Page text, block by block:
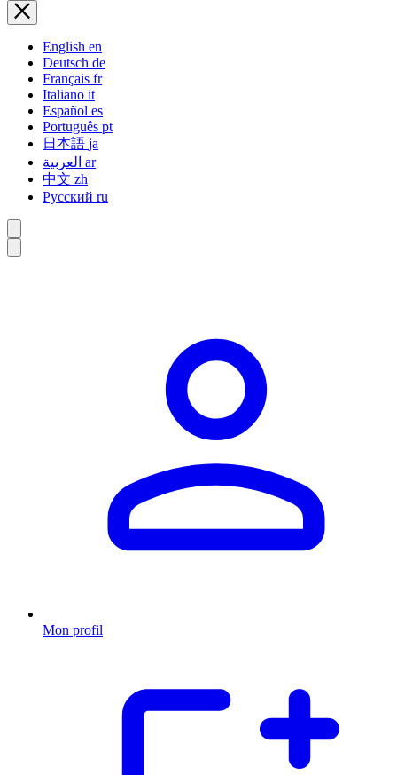
English en
Deutsch de
Français fr
Italiano it
Español es
Português pt
日本語 ja
ar
中文 zh
Русский ru
Mon profil